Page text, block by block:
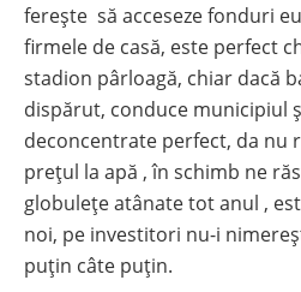
ferește să acceseze fonduri
firmele de casă, este perfect
stadion pârloagă, chiar dacă
dispărut, conduce municipiul
deconcentrate perfect, da nu
prețul la apă , în schimb ne
globulețe atânate tot anul ,
noi, pe investitori nu-i
puțin câte puțin.